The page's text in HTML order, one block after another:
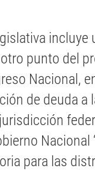
incluye
punto del
Nacional,
de deuda
Nacional
para las